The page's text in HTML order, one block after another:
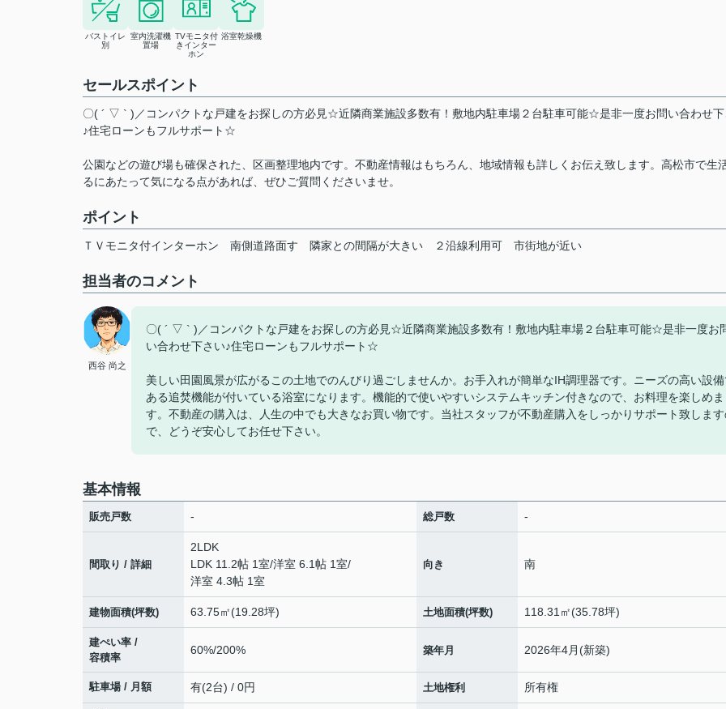
バストイレ
別
室内洗濯機
置場
TVモニタ付
きインター
ホン
浴室乾燥機
セールスポイント
〇( ´ ▽ ` )／コンパクトな戸建をお探しの方必見☆近隣商業施設多数有！敷地内駐車場２台駐車可能☆是非一度お問い合わせ
♪住宅ローンもフルサポート☆
公園などの遊び場も確保された、区画整理地内です。不動産情報はもちろん、地域情報も詳しくお伝え致します。高松市で生
るにあたって気になる点があれば、ぜひご質問くださいませ。
ポイント
ＴＶモニタ付インターホン 南側道路面す 隣家との間隔が大きい ２沿線利用可 市街地が近い
担当者のコメント
西谷 尚之
〇( ´ ▽ ` )／コンパクトな戸建をお探しの方必見☆近隣商業施設多数有！敷地内駐車場２台駐車可能☆是非一度お
い合わせ下さい♪住宅ローンもフルサポート☆
美しい田園風景が広がるこの土地でのんびり過ごしませんか。お手入れが簡単なIH調理器です。ニーズの高い設
ある追焚機能が付いている浴室になります。機能的で使いやすいシステムキッチン付きなので、お料理を楽しめま
す。不動産の購入は、人生の中でも大きなお買い物です。当社スタッフが不動産購入をしっかりサポート致しま
で、どうぞ安心してお任せ下さい。
基本情報
販売戸数 - 総戸数 -
間取り / 詳細
2LDK
LDK 11.2帖 1室/洋室 6.1帖 1室/
洋室 4.3帖 1室
向き 南
建物面積(坪数) 63.75㎡(19.28坪) 土地面積(坪数) 118.31㎡(35.78坪)
建ぺい率 /
容積率
60%/200% 築年月 2026年4月(新築)
駐車場 / 月額 有(2台) / 0円 土地権利 所有権